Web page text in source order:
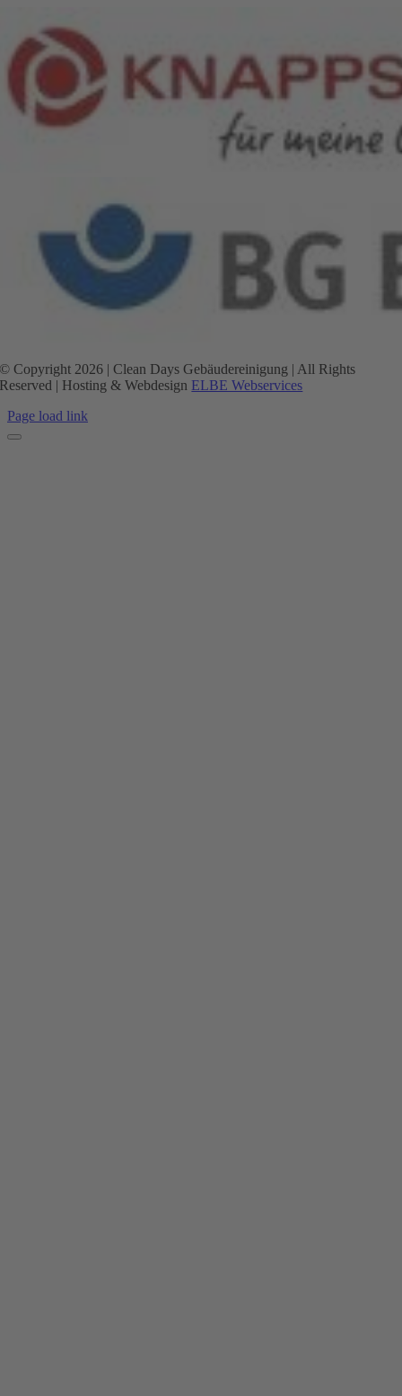
© Copyright 2026 | Clean Days Gebäudereinigung | All Rights
Reserved | Hosting & Webdesign ELBE Webservices
Page load link